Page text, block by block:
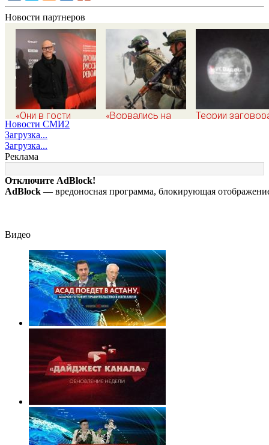
Новости партнеров
«Они в гости
вдвоем ходят»:
известная
журналистка
подтвердила роман
Бондарчука и
Исаковой
«Ворвались на
Дружковка стала
могильником для
«птах Мадьяра»
Теории
NASA
Новости СМИ2
Загрузка...
Загрузка...
Реклама
Отключите AdBlock!
AdBlock — вредоносная программа, блокирующая
Видео